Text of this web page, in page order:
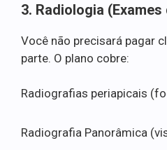
3. Radiologia (Exames
Você não precisará pagar
parte. O plano cobre:
Radiografias periapicais
Radiografia Panorâmica